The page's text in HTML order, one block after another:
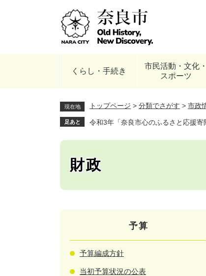
くらし・手続き
市民活動・文化・
スポーツ
現在地 トップページ > 分類でさがす > 市政
足あと 令和3年「奈良市心のふるさと応援
財政
予算
予算編成方針
当初予算状況の公表